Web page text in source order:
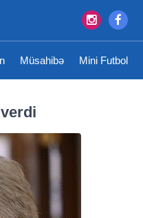
Müsahibə Mini Futbol